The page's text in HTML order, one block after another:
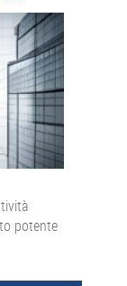
potente